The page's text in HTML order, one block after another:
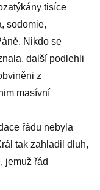
tisíce
sodomie,
Nikdo se
další podlehli
z
masívní
řádu nebyla
tak zahladil dluh,
jemuž řád